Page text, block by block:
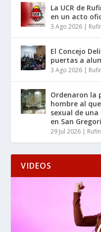
La UCR de
en un acto
3 Ago 2026 |
El Concejo
puertas a
3 Ago 2026 |
Ordenaron la
hombre al
sexual de
en San
29 Jul 2026 |
VIDEOS